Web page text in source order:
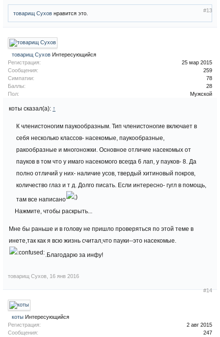
#13
товарищ Сухов нравится это.
товарищ Сухов Интересующийся
Регистрация:
25 мар 2015
Сообщения:
259
Симпатии:
78
Баллы:
28
Пол:
Мужской
коты сказал(а): ↑
К членистоногим паукообразным. Тип членистоногие включает в
себя несколько классов- насекомые, паукообразные,
ракообразные и многоножки. Основное отличие насекомых от
пауков в том что у имаго насекомого всегда 6 лап, у пауков- 8. Да
полно отличий у них- наличие усов, твердый хитиновый покров,
количество глаз и т д. Долго писать. Если интересно- гугл в помощь,
там все написано
Нажмите, чтобы раскрыть...
Мне бы раньше и в голову не пришло проверяться по этой теме в
инете,так как я всю жизнь считал,что пауки--это насекомые.
.Благодарю за инфу!
товарищ Сухов 16 янв 2016
#14
коты Интересующийся
Регистрация:
2 авг 2015
Сообщения:
247